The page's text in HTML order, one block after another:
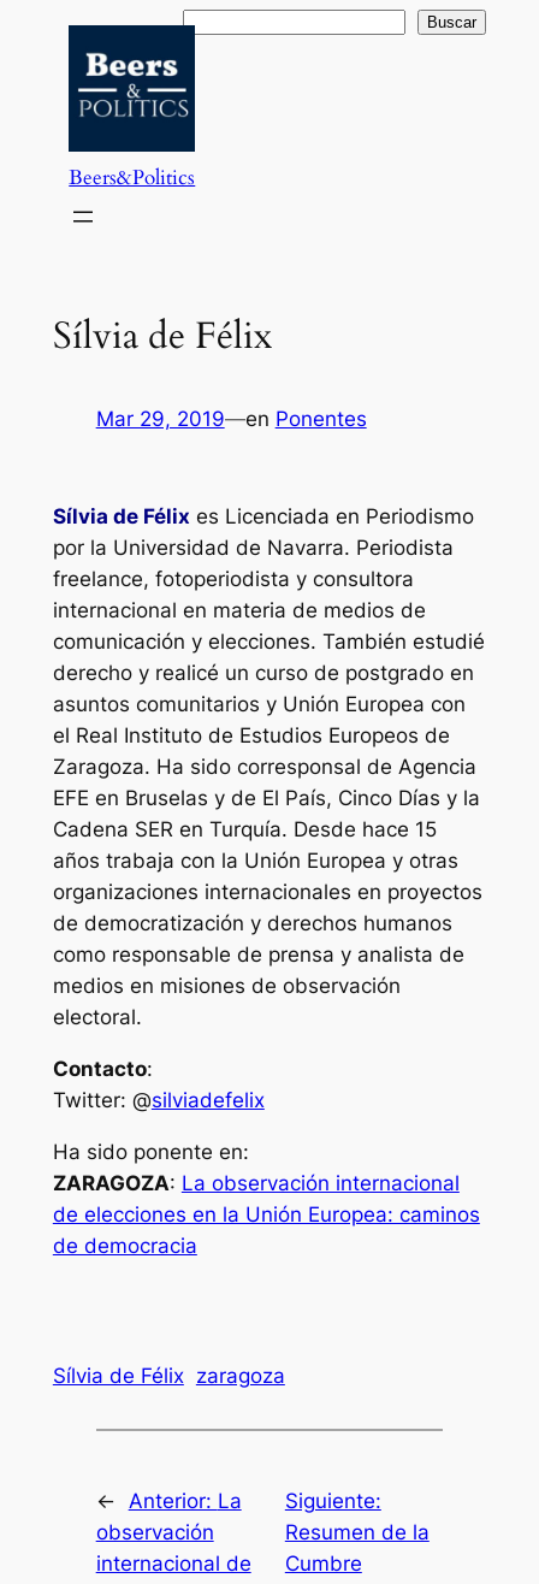
contenido
Buscar Buscar
Beers&Politics
Sílvia de Félix
Mar 29, 2019—en Ponentes
Sílvia de Félix es Licenciada en Periodismo
por la Universidad de Navarra. Periodista
freelance, fotoperiodista y consultora
internacional en materia de medios de
comunicación y elecciones. También estudié
derecho y realicé un curso de postgrado en
asuntos comunitarios y Unión Europea con
el Real Instituto de Estudios Europeos de
Zaragoza. Ha sido corresponsal de Agencia
EFE en Bruselas y de El País, Cinco Días y la
Cadena SER en Turquía. Desde hace 15
años trabaja con la Unión Europea y otras
organizaciones internacionales en proyectos
de democratización y derechos humanos
como responsable de prensa y analista de
medios en misiones de observación
electoral.
Contacto:
Twitter: @silviadefelix
Ha sido ponente en:
ZARAGOZA: La observación internacional
de elecciones en la Unión Europea: caminos
de democracia
Sílvia de Félix zaragoza
← Anterior: La
observación
internacional de
Siguiente:
Resumen de la
Cumbre